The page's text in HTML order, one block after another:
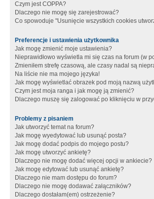
Czym jest COPPA?
Dlaczego nie mogę się zarejestrować?
Co spowoduje "Usunięcie wszystkich cookies
Preferencje i ustawienia użytkownika
Jak mogę zmienić moje ustawienia?
Nieprawidłowo wyświetla mi się czas na forum (w
Zmieniłem strefę czasową, ale czasy nadal są
Na liście nie ma mojego języka!
Jak mogę wyświetlać obrazek pod moją nazwą
Czym jest moja ranga i jak mogę ją zmienić?
Dlaczego muszę się zalogować po kliknięciu w
Problemy z pisaniem
Jak utworzyć temat na forum?
Jak mogę wyedytować lub usunąć posta?
Jak mogę dodać podpis do mojego postu?
Jak mogę utworzyć ankietę?
Dlaczego nie mogę dodać więcej opcji w ankiecie?
Jak mogę edytować lub usunąć ankietę?
Dlaczego nie mam dostępu do forum?
Dlaczego nie mogę dodawać załączników?
Dlaczego dostałam(em) ostrzeżenie?